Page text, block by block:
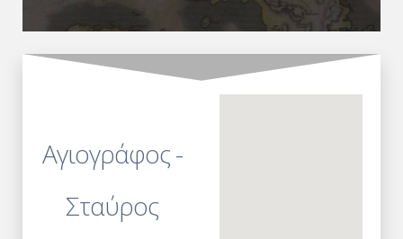
Αγιογράφος -
Σταύρος